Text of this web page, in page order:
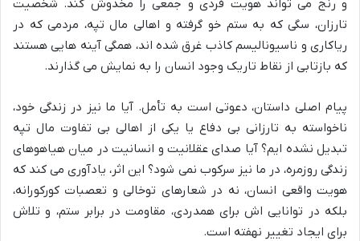
و رنج می تواند هویت فردی و جمعی را مخدوش کند. شخصیت
تارزان، سگی که به ستم خو گرفته و اهالی مال تپه، مردمی که در
ریاکاری و ناسیونالیسم کاذب غرق شده اند، همگی آینه هایی هستند
که بازتابی از نقاط تاریک وجود انسان را به نمایش می گذارند.
پیام اصلی داستان، دعوتی است به تأمل. آیا ما نیز در زندگی خود،
ناخواسته به تارزانی بی دفاع یا یکی از اهالی بی تفاوت مال تپه
تبدیل نشده ایم؟ آیا صدای عقلانیت و انسانیت در میان هیاهوهای
زندگی روزمره، در ما نیز سرکوب نمی شود؟ این اثر، یادآوری می کند که
هویت واقعی انسان، نه در شعارهای توخالی و تعصبات کورکورانه،
بلکه در توانایی اش برای همدردی، مقاومت در برابر ستم، و تلاش
برای ایجاد تغییر نهفته است.